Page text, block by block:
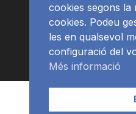
APP
cookies segons la
cookies. Podeu
les en qualsevol
configuració del
Més informació